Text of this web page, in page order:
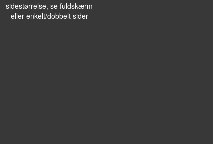
sidestørrelse, se fuldskærm
eller enkelt/dobbelt sider